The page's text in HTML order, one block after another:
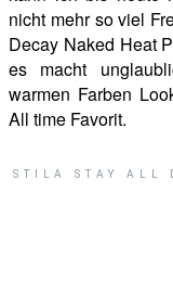
nicht mehr so viel
Decay Naked Heat
es macht
warmen Farben
All time Favorit.
STILA STAY ALL